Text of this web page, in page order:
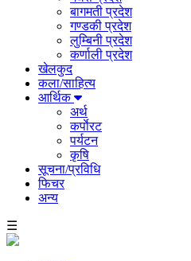
बागमती प्रदेश
गण्डकी प्रदेश
लुम्बिनी प्रदेश
कर्णाली प्रदेश
खेलकुद
कला/साहित्य
आर्थिक
अर्थ
कर्पाेरट
पर्यटन
कृषि
सूचना/प्रविधि
फिचर
अन्य
☰